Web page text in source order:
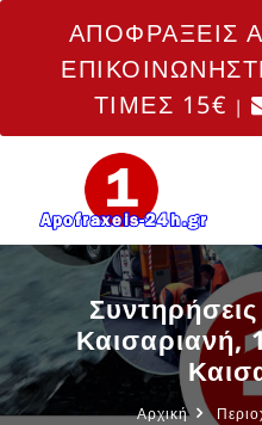
ΑΠΟΦΡΑΞΕΙΣ
ΤΙΜΕΣ 15€ |
Καισαριανή,
Αρχική